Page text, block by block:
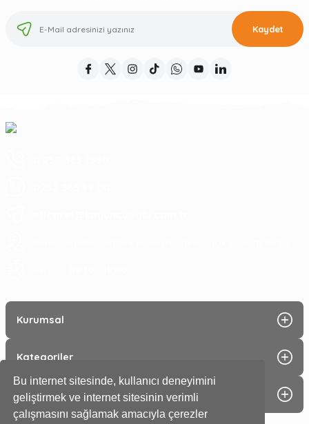
Bu internet sitesinde, kullanıcı deneyimini
geliştirmek ve internet sitesinin verimli
çalışmasını sağlamak amacıyla çerezler
Kaydet
Kurumsal
Kategoriler
Alışveriş